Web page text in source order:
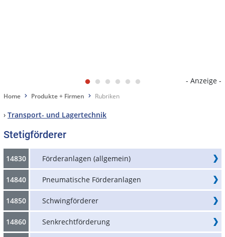
- Anzeige -
Home Produkte + Firmen Rubriken
› Transport- und Lagertechnik
Stetigförderer
14830 Förderanlagen (allgemein)
14840 Pneumatische Förderanlagen
14850 Schwingförderer
14860 Senkrechtförderung